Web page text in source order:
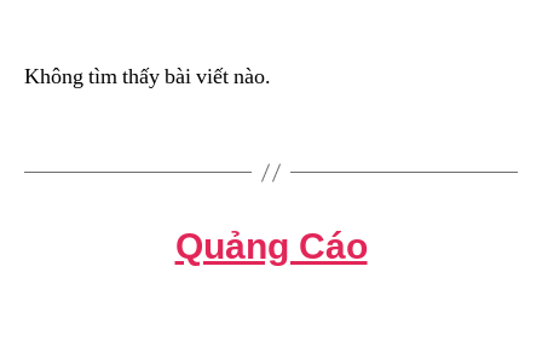
Không tìm thấy bài viết nào.
Quảng Cáo